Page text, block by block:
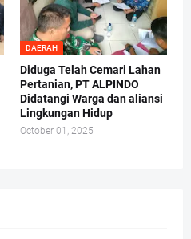
DAERAH
Diduga Telah Cemari Lahan
Pertanian, PT ALPINDO
Didatangi Warga dan aliansi
Lingkungan Hidup
October 01, 2025